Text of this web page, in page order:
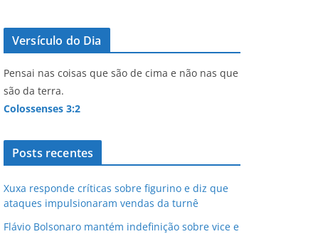
Versículo do Dia
Pensai nas coisas que são de cima e não nas que
são da terra.
Colossenses 3:2
Posts recentes
Xuxa responde críticas sobre figurino e diz que
ataques impulsionaram vendas da turnê
Flávio Bolsonaro mantém indefinição sobre vice e